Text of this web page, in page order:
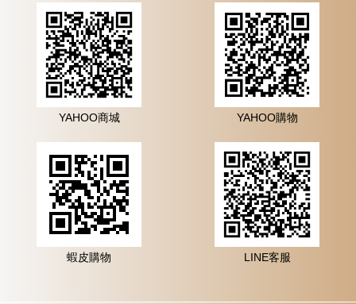
YAHOO商城 YAHOO購物
蝦皮購物 LINE客服